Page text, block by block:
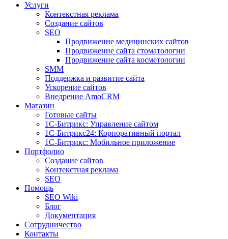
Услуги
Контекстная реклама
Создание сайтов
SEO
Продвижение медицинских сайтов
Продвижение сайта стоматологии
Продвижение сайта косметологии
SMM
Поддержка и развитие сайта
Ускорение сайтов
Внедрение AmoCRM
Магазин
Готовые сайты
1С-Битрикс: Управление сайтом
1С-Битрикс24: Корпоративный портал
1С-Битрикс: Мобильное приложение
Портфолио
Создание сайтов
Контекстная реклама
SEO
Помощь
SEO Wiki
Блог
Документация
Сотрудничество
Контакты